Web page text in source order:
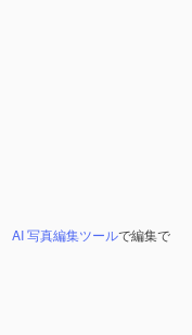
AI 写真編集ツールで編集で